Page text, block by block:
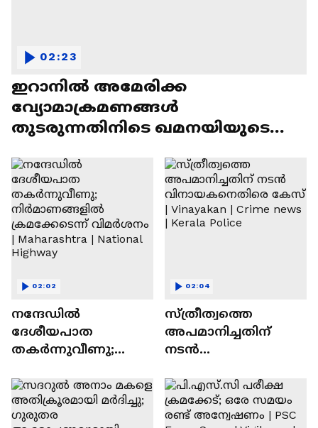
ഇറാനിൽ അമേരിക്ക
വ്യോമാക്രമണങ്ങൾ
തുടരുന്നതിനിടെ ഖമനയിയുടെ
America
02:23
നന്ദേഡിൽ
ദേശീയപാത
തകർന്നുവീണു;
ക്രമക്കേടെന്ന്
വിമർശനം |
Maharashtra | National
02:02
സ്ത്രീത്വത്തെ
അപമാനിച്ചതിന്
നടൻ
കേസ് | Vinayakan |
Crime news | Kerala
Police
02:04